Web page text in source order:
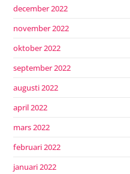
december 2022
november 2022
oktober 2022
september 2022
augusti 2022
april 2022
mars 2022
februari 2022
januari 2022